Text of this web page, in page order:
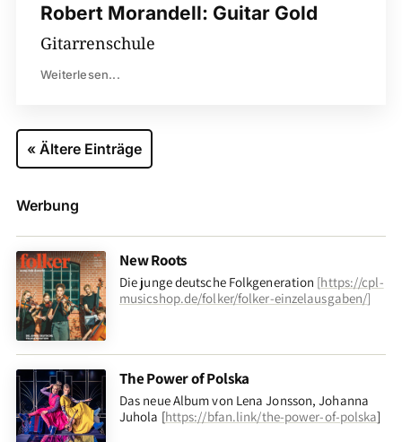
Robert Morandell: Guitar Gold
Gitarrenschule
Weiterlesen...
« Ältere Einträge
Werbung
New Roots
Die junge deutsche Folkgeneration [https://cpl-
musicshop.de/folker/folker-einzelausgaben/]
The Power of Polska
Das neue Album von Lena Jonsson, Johanna
Juhola [https://bfan.link/the-power-of-polska]